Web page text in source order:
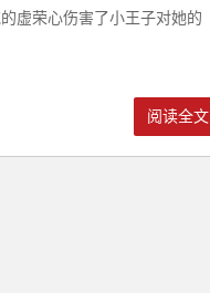
虚荣心伤害了小王子对她的
阅读全文